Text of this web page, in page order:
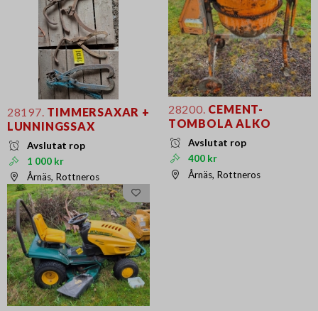
28197. TIMMERSAXAR +
LUNNINGSSAX
Avslutat rop
1 000 kr
Årnäs, Rottneros
28200. CEMENT-
TOMBOLA ALKO
Avslutat rop
400 kr
Årnäs, Rottneros